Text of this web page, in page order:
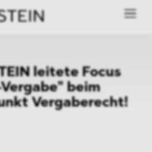
leitete Focus
beim
Vergaberecht!